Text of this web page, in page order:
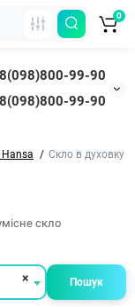
99-90
99-90
0
Скло в духовку
скло
× Пошук